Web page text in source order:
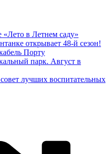
в Летнем саду»
открывает 48-й сезон!
Порту
парк. Август в
лучших воспитательных